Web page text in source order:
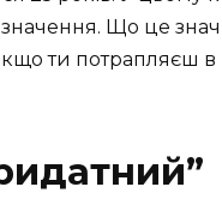
Що це
ти потрапляєш в